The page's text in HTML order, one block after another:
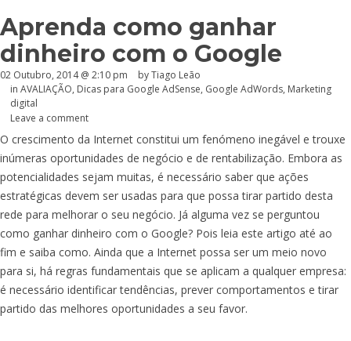
Aprenda como ganhar
dinheiro com o Google
02 Outubro, 2014 @ 2:10 pm
by Tiago Leão
in AVALIAÇÃO, Dicas para Google AdSense, Google AdWords, Marketing
digital
Leave a comment
O crescimento da Internet constitui um fenómeno inegável e trouxe
inúmeras oportunidades de negócio e de rentabilização. Embora as
potencialidades sejam muitas, é necessário saber que ações
estratégicas devem ser usadas para que possa tirar partido desta
rede para melhorar o seu negócio. Já alguma vez se perguntou
como ganhar dinheiro com o Google? Pois leia este artigo até ao
fim e saiba como. Ainda que a Internet possa ser um meio novo
para si, há regras fundamentais que se aplicam a qualquer empresa:
é necessário identificar tendências, prever comportamentos e tirar
partido das melhores oportunidades a seu favor.